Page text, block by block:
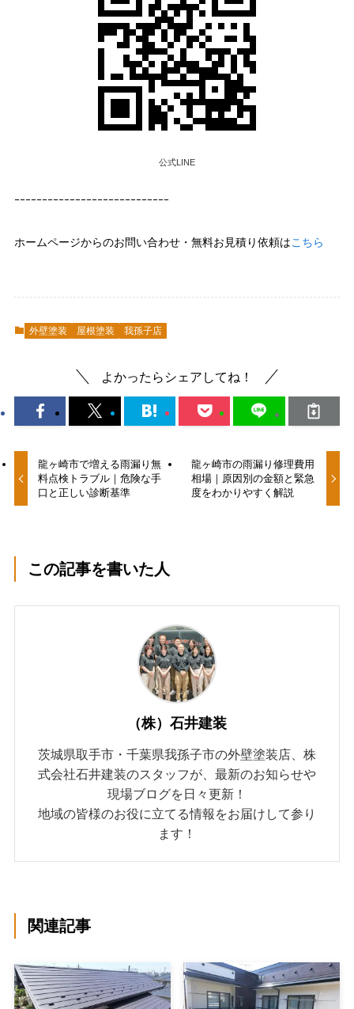
公式LINE
ｰｰｰｰｰｰｰｰｰｰｰｰｰｰｰｰｰｰｰｰｰｰｰｰｰｰｰｰ
ホームページからのお問い合わせ・無料お見積り依頼はこちら
外壁塗装 屋根塗装 我孫子店
よかったらシェアしてね！
龍ヶ崎市で増える雨漏り無
料点検トラブル｜危険な手
口と正しい診断基準
龍ヶ崎市の雨漏り修理費用
相場｜原因別の金額と緊急
度をわかりやすく解説
この記事を書いた人
（株）石井建装
茨城県取手市・千葉県我孫子市の外壁塗装店、株
式会社石井建装のスタッフが、最新のお知らせや
現場ブログを日々更新！
地域の皆様のお役に立てる情報をお届けして参り
ます！
関連記事